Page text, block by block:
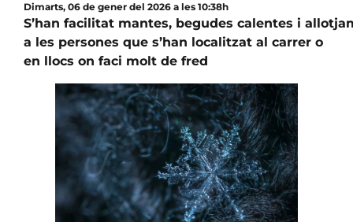
Dimarts, 06 de gener del 2026 a les 10:38h
S’han facilitat mantes, begudes calentes i
a les persones que s’han localitzat al carrer o
en llocs on faci molt de fred